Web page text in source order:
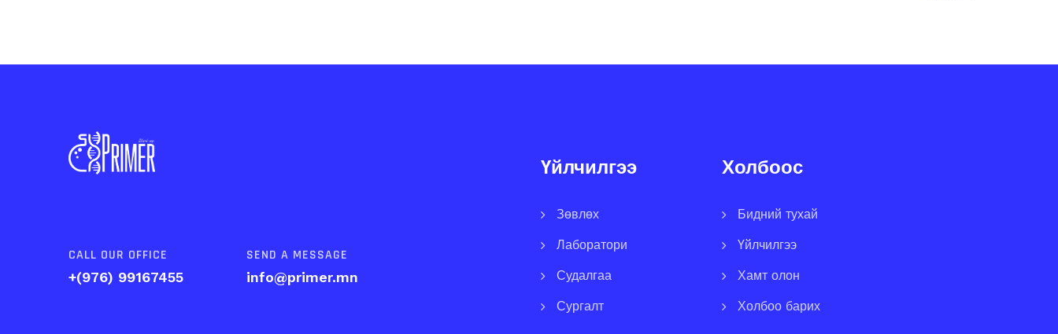
CALL OUR OFFICE
+(976) 99167455
SEND A MESSAGE
info@primer.mn
Үйлчилгээ
Зөвлөх
Лаборатори
Судалгаа
Сургалт
Холбоос
Бидний тухай
Үйлчилгээ
Хамт олон
Холбоо барих